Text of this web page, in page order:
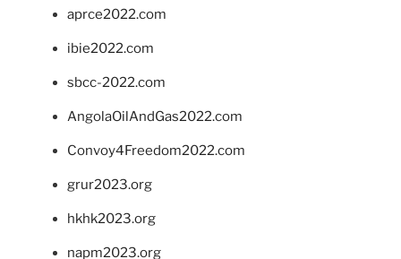
aprce2022.com
ibie2022.com
sbcc-2022.com
AngolaOilAndGas2022.com
Convoy4Freedom2022.com
grur2023.org
hkhk2023.org
napm2023.org